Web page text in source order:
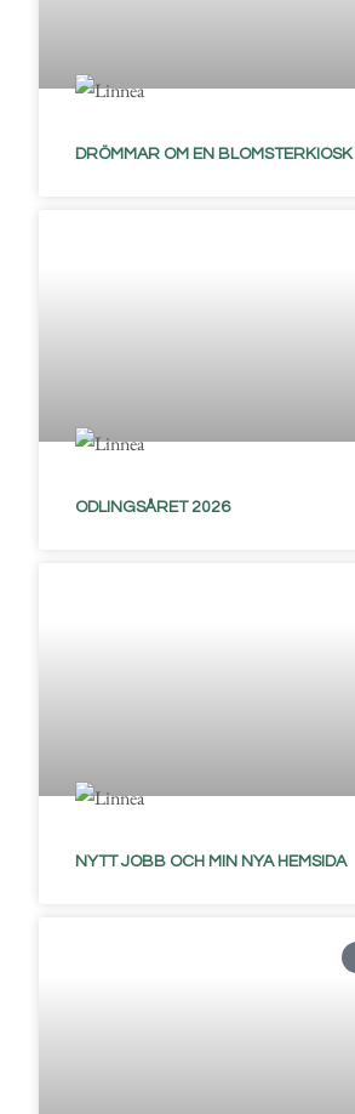
DRÖMMAR OM EN BLOMSTERKIOSK
ODLINGSÅRET 2026
NYTT JOBB OCH MIN NYA HEMSIDA